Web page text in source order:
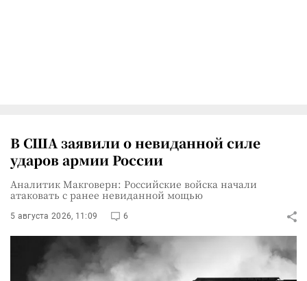
В США заявили о невиданной силе
ударов армии России
Аналитик Макговерн: Российские войска начали
атаковать с ранее невиданной мощью
5 августа 2026, 11:09 6